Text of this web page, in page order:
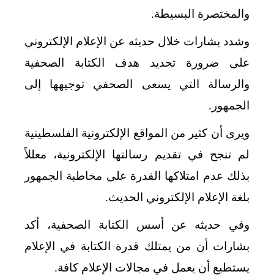
والمختصرة البسيطة.
وشدد بشارات خلال حديثه عن الإعلام الإلكتروني
على ضرورة تحديد هدف الكتابة الصحفية
والرسالة التي يسعى الصحفي توجيهها إلى
الجمهور.
ويرى أن كثير من المواقع الإلكترونية الفلسطينية
لم تنجح في تقديم رسالتها الإلكترونية، معللاً
بذلك عدم امتلاكها القدرة على مخاطبة الجمهور
بلغة الإعلام الإلكتروني الحديث.
وفي حديثه عن أسس الكتابة الصحفية، أكد
بشارات أن من يمتلك قدرة الكتابة في الإعلام
يستطيع أن يعمل في مجالات الإعلام كافة.